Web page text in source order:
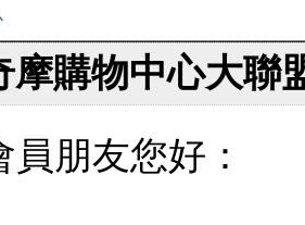
摩購物中心大聯
員朋友您好：